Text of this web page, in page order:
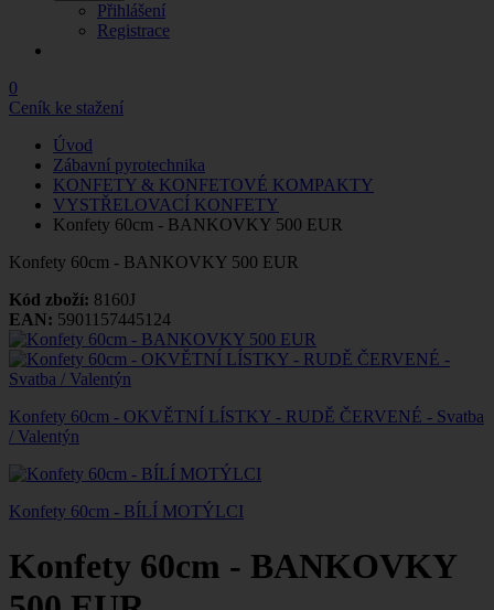
Přihlášení
Registrace
0
Ceník ke stažení
Úvod
Zábavní pyrotechnika
KONFETY & KONFETOVÉ KOMPAKTY
VYSTŘELOVACÍ KONFETY
Konfety 60cm - BANKOVKY 500 EUR
Konfety 60cm - BANKOVKY 500 EUR
Kód zboží: 8160J
EAN: 5901157445124
Konfety 60cm - OKVĚTNÍ LÍSTKY - RUDĚ ČERVENÉ - Svatba
/ Valentýn
Konfety 60cm - BÍLÍ MOTÝLCI
Konfety 60cm - BANKOVKY